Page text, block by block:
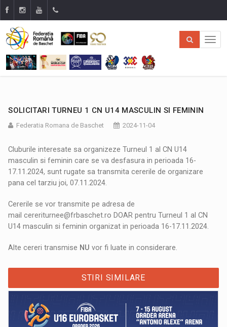
SOLICITARI TURNEU 1 CN U14 MASCULIN SI FEMININ
Federatia Romana de Baschet 2024-11-04
Cluburile interesate sa organizeze Turneul 1 al CN U14
masculin si feminin care se va desfasura in perioada 16-
17.11.2024, sunt rugate sa transmita cererile de organizare
pana cel tarziu joi, 07.11.2024.
Cererile se vor transmite pe adresa de
mailcereriturnee@frbaschet.ro DOAR pentru Turneul 1 al CN
U14 masculin si feminin organizat in perioada 16-17.11.2024.
Alte cereri transmise NU vor fi luate in considerare.
STIRI SIMILARE